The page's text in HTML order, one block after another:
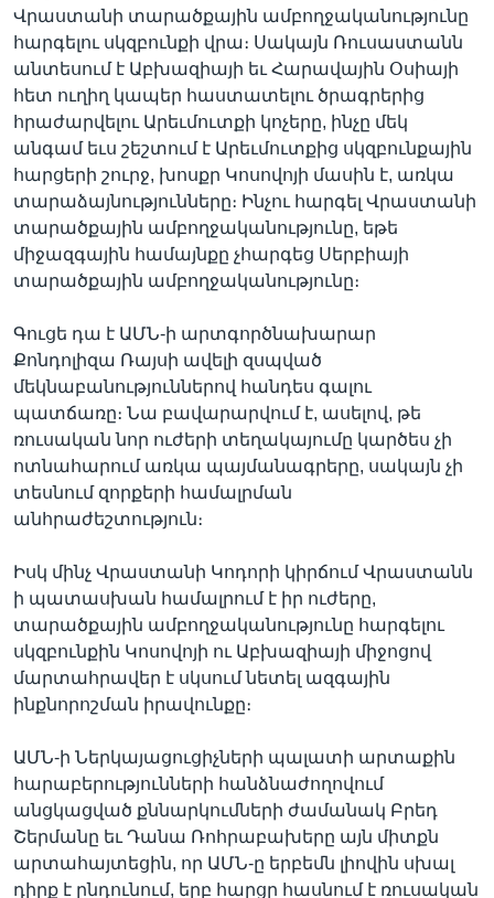
Վրաստանի տարածքային ամբողջականությունը
հարգելու սկզբունքի վրա։ Սակայն Ռուսաստանն
անտեսում է Աբխազիայի եւ Հարավային Օսիայի
հետ ուղիղ կապեր հաստատելու ծրագրերից
հրաժարվելու Արեւմուտքի կոչերը, ինչը մեկ
անգամ եւս շեշտում է Արեւմուտքից սկզբունքային
հարցերի շուրջ, խոսքր Կոսովոյի մասին է, առկա
տարաձայնությունները։ Ինչու հարգել Վրաստանի
տարածքային ամբողջականությունը, եթե
միջազգային համայնքը չհարգեց Սերբիայի
տարածքային ամբողջականությունը։
Գուցե դա է ԱՄՆ-ի արտգործնախարար
Քոնդոլիզա Ռայսի ավելի զսպված
մեկնաբանություններով հանդես գալու
պատճառը։ Նա բավարարվում է, ասելով, թե
ռուսական նոր ուժերի տեղակայումը կարծես չի
ոտնահարում առկա պայմանագրերը, սակայն չի
տեսնում զորքերի համալրման
անհրաժեշտություն։
Իսկ մինչ Վրաստանի Կոդորի կիրճում Վրաստանն
ի պատասխան համալրում է իր ուժերը,
տարածքային ամբողջականությունը հարգելու
սկզբունքին Կոսովոյի ու Աբխազիայի միջոցով
մարտահրավեր է սկսում նետել ազգային
ինքնորոշման իրավունքը։
ԱՄՆ-ի Ներկայացուցիչների պալատի արտաքին
հարաբերությունների հանձնաժողովում
անցկացված քննարկումների ժամանակ Բրեդ
Շերմանը եւ Դանա Ռոհրաբախերը այն միտքն
արտահայտեցին, որ ԱՄՆ-ը երբեմն լիովին սխալ
դիրք է ընդունում, երբ հարցը հասնում է ռուսական